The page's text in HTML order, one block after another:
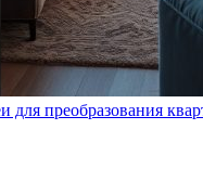
для преобразования